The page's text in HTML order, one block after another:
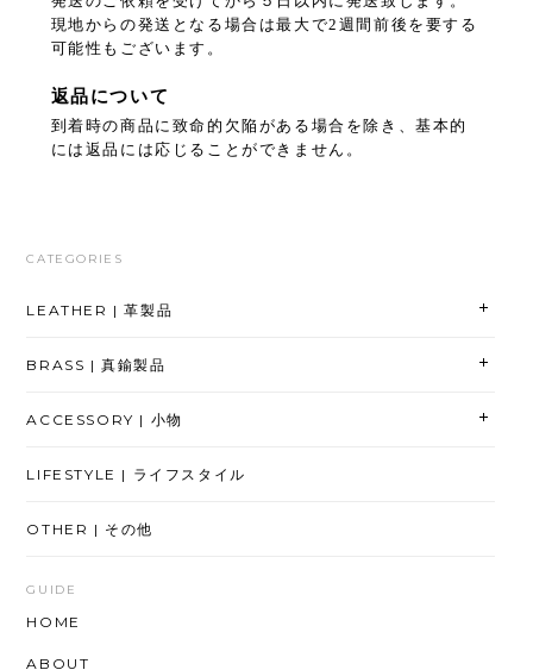
現地からの発送となる場合は最大で2週間前後を要する
可能性もございます。
返品について
到着時の商品に致命的欠陥がある場合を除き、基本的
には返品には応じることができません。
CATEGORIES
LEATHER | 革製品
BRASS | 真鍮製品
ACCESSORY | 小物
LIFESTYLE | ライフスタイル
OTHER | その他
GUIDE
HOME
ABOUT